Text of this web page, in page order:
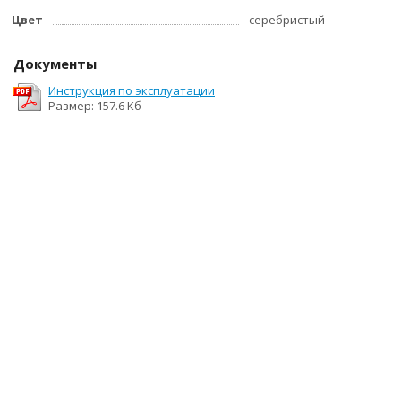
Цвет серебристый
Документы
Инструкция по эксплуатации
Размер: 157.6 Кб